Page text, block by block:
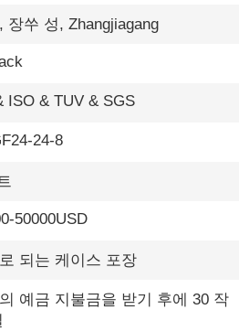
장쑤 성, Zhangjiagang
ISO & TUV & SGS
24-8
50000USD
되는 케이스 포장
예금 지불금을 받기 후에 30 작